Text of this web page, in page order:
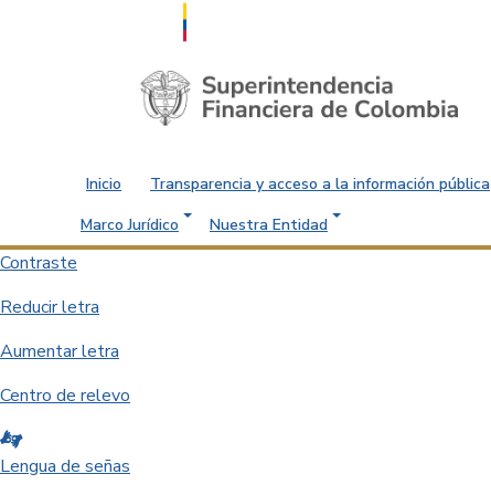
Saltar al contenido principal
Inicio Transparencia y acceso a la información pública
Marco Jurídico
Nuestra Entidad
Contraste
Reducir letra
Aumentar letra
Centro de relevo
Lengua de señas